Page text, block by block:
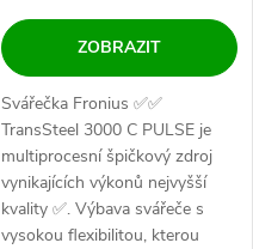
ZOBRAZIT
Svářečka Fronius ✅✅
TransSteel 3000 C PULSE je
multiprocesní špičkový zdroj
vynikajících výkonů nejvyšší
kvality ✅. Výbava svářeče s
vysokou flexibilitou, kterou